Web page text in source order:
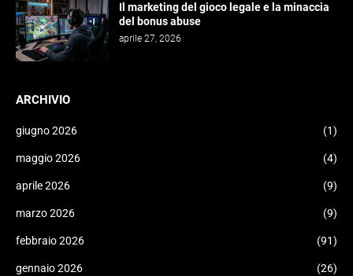
Il marketing del gioco legale e la minaccia
del bonus abuse
aprile 27, 2026
ARCHIVIO
giugno 2026 (1)
maggio 2026 (4)
aprile 2026 (9)
marzo 2026 (9)
febbraio 2026 (91)
gennaio 2026 (26)